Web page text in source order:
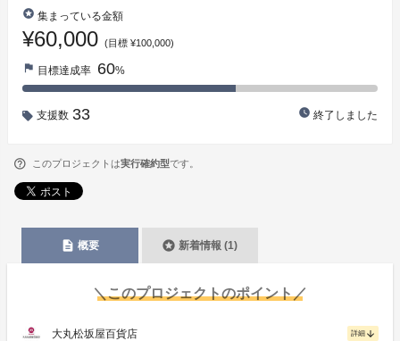
stars 集まっている金額
¥60,000 (目標 ¥100,000)
flag 目標達成率 60%
支援数 33 watch_later 終了しました
このプロジェクトは実行確約型です。
description 概要 stars 新着情報 (1)
＼このプロジェクトのポイント／
大丸松坂屋百貨店 詳細 arrow_downward